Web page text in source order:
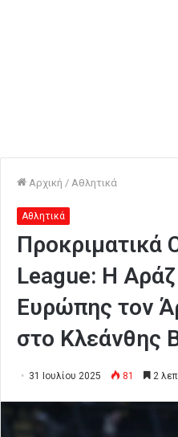
Αρχική / Αθλητικά
Αθλητικά
Προκριματικά
League: Η
Ευρώπης τον
στο Κλεάνθης
31 Ιουλίου 2025 81 2